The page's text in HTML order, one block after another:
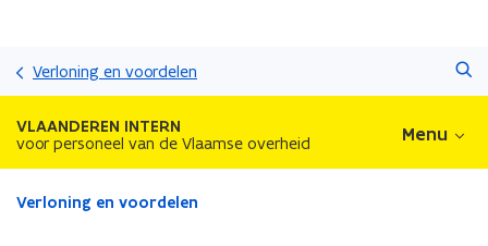
inhoud
Verloning en voordelen
VLAANDEREN INTERN
voor personeel van de Vlaamse overheid Menu
Gedaan
Verloning en voordelen